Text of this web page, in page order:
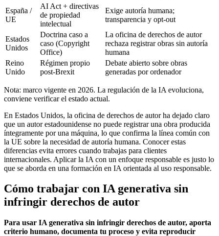
España /
UE
AI Act + directivas
de propiedad
intelectual
Exige autoría humana;
transparencia y opt-out
Estados
Unidos
Doctrina caso a
caso (Copyright
Office)
La oficina de derechos de autor
rechaza registrar obras sin autoría
humana
Reino
Unido
Régimen propio
post-Brexit
Debate abierto sobre obras
generadas por ordenador
Nota: marco vigente en 2026. La regulación de la IA evoluciona,
conviene verificar el estado actual.
En Estados Unidos, la oficina de derechos de autor ha dejado claro
que un autor estadounidense no puede registrar una obra producida
íntegramente por una máquina, lo que confirma la línea común con
la UE sobre la necesidad de autoría humana. Conocer estas
diferencias evita errores cuando trabajas para clientes
internacionales. Aplicar la IA con un enfoque responsable es justo lo
que se aborda en una formación en IA orientada al uso responsable.
Cómo trabajar con IA generativa sin
infringir derechos de autor
Para usar IA generativa sin infringir derechos de autor, aporta
criterio humano, documenta tu proceso y evita reproducir